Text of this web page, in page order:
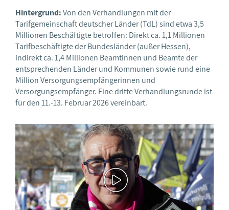
Hintergrund:Von den Verhandlungen mit der
Tarifgemeinschaft deutscher Länder (TdL) sind etwa 3,5
Millionen Beschäftigte betroffen: Direkt ca. 1,1 Millionen
Tarifbeschäftigte der Bundesländer (außer Hessen),
indirekt ca. 1,4 Millionen Beamtinnen und Beamte der
entsprechenden Länder und Kommunen sowie rund eine
Million Versorgungsempfängerinnen und
Versorgungsempfänger. Eine dritte Verhandlungsrunde ist
für den 11.-13. Februar 2026 vereinbart.